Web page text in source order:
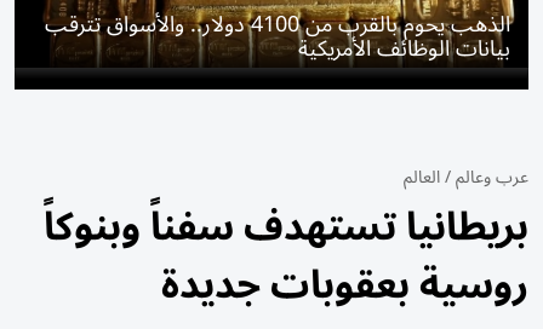
الذهب يحوم بالقرب من 4100 دولار.. والأسواق تترقب
بيانات الوظائف الأمريكية
عرب وعالم/العالم
بريطانيا تستهدف سفناً وبنوكاً
روسية بعقوبات جديدة